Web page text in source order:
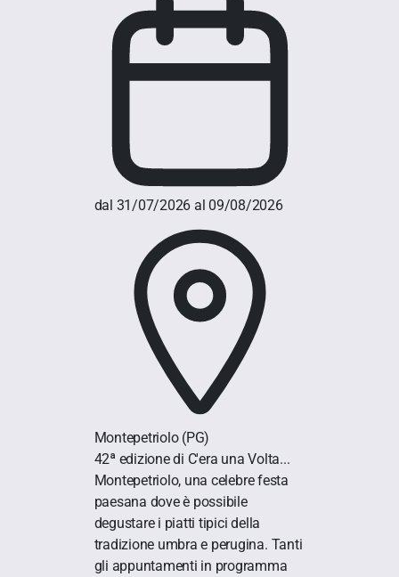
dal 31/07/2026 al 09/08/2026
Montepetriolo (PG)
42ª edizione di C'era una Volta...
Montepetriolo, una celebre festa
paesana dove è possibile
degustare i piatti tipici della
tradizione umbra e perugina. Tanti
gli appuntamenti in programma